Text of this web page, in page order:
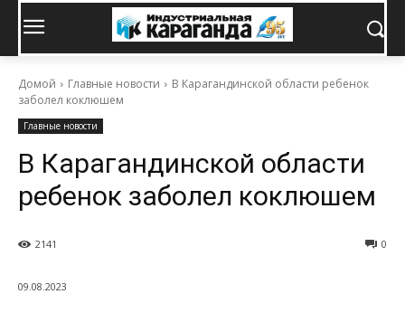
Домой Главные новости
В Карагандинской области ребенок
заболел коклюшем
Главные новости
В Карагандинской области
ребенок заболел коклюшем
0
2141
09.08.2023